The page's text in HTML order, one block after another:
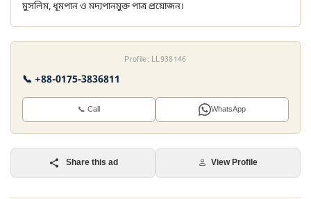
মুসলিম, ধূমপান ও মদ্যপানমুক্ত পাত্র প্রয়োজন।
Profile: LL938146
📞 +88-0175-3836811
📞 Call WhatsApp
Share this ad View Profile